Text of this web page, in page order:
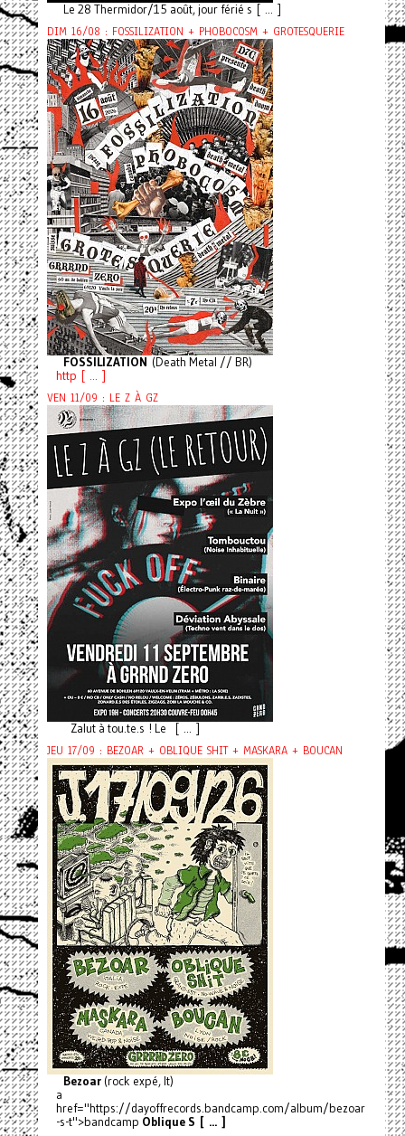
Le 28 Thermidor/15 août, jour férié s [ ... ]
DIM 16/08 : FOSSILIZATION + PHOBOCOSM + GROTESQUERIE
FOSSILIZATION (Death Metal // BR)
http [ ... ]
VEN 11/09 : LE Z À GZ
Zalut à tou.te.s ! Le [ ... ]
JEU 17/09 : BEZOAR + OBLIQUE SHIT + MASKARA + BOUCAN
Bezoar(rock expé, It)
a
href="https://dayoffrecords.bandcamp.com/album/bezoar
-s-t">bandcamp Oblique S [ ... ]